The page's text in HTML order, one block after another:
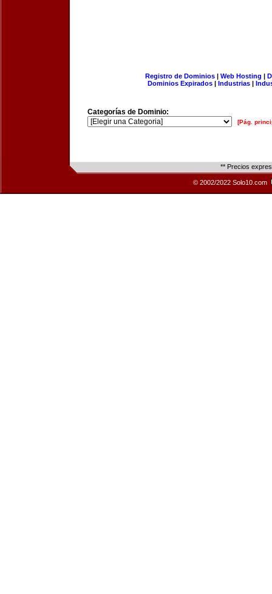
Registro de Dominios| Web Hosting |
Dominios Expirados | Industrias |
Categorías de Dominio:
[Pág.
** Precios
© 2002/2022 Solo10.com